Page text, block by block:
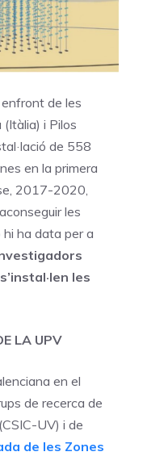
de les
i Pilos
de 558
en la primera
2017-2020,
les
ha data per a
les
LA UPV
en el
de recerca de
(CSIC-UV) i de
de les Zones